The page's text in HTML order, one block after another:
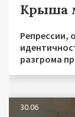
Крыша
Репрессии,
разгрома
30.06